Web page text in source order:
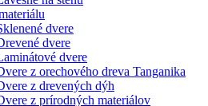
dvere
dvere
dvere
z orechového dreva Tanganika
z drevených dýh
z prírodných materiálov